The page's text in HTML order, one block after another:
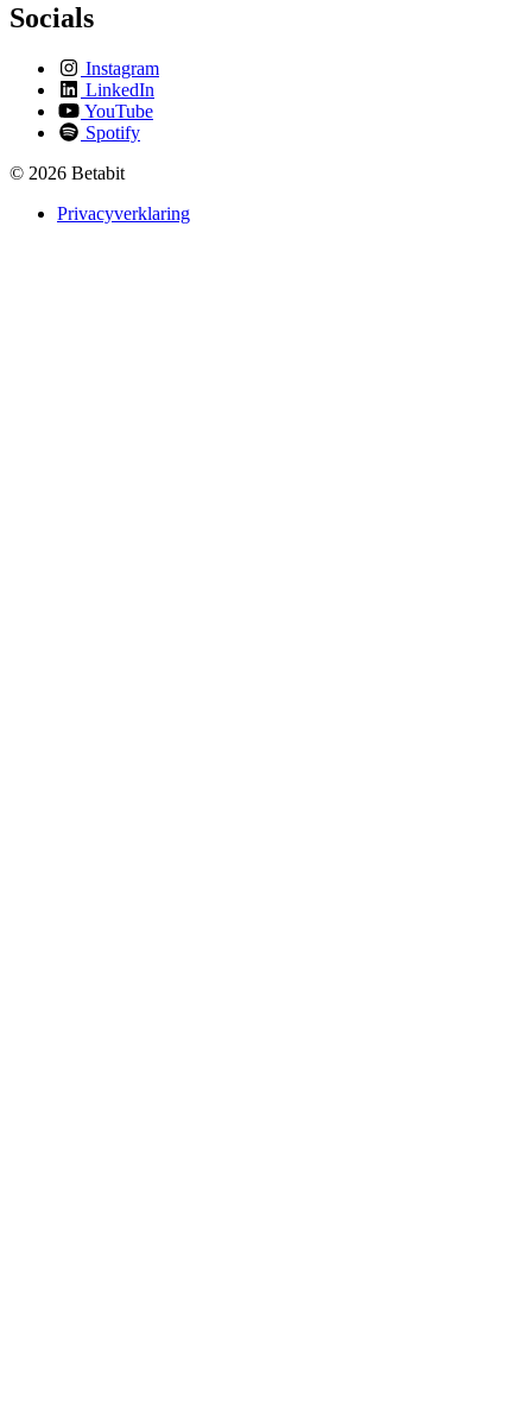
Socials
Instagram
LinkedIn
YouTube
Spotify
© 2026 Betabit
Privacyverklaring